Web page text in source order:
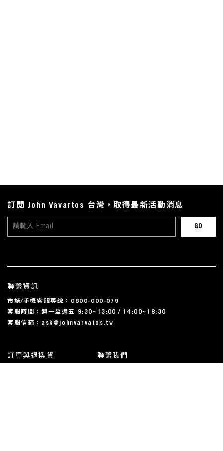
訂單與退換貨 聯繫我們
聯繫資訊
市話/手機客服專線：0800-000-079
客服時間：週一至週五 9:30~13:00 / 14:00~18:30
客服信箱：ask@johnvarvatos.tw
訂閱 John Vavartos 台灣，取得最新活動消息